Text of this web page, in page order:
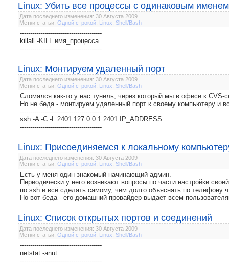
Linux: Убить все процессы с одинаковым именем
Дата последнего изменения: 30 Августа 2009
Метки статьи: Одной строкой Linux Shell/Bash
----------------------------------------
killall -KILL имя_процесса
----------------------------------------
Linux: Монтируем удаленный порт
Дата последнего изменения: 30 Августа 2009
Метки статьи: Одной строкой Linux Shell/Bash
Сломался как-то у нас тунель, через который мы в офисе к CVS-
Но не беда - монтируем удаленный порт к своему компьютеру и
----------------------------------------
ssh -A -C -L 2401:127.0.0.1:2401 IP_ADDRESS
----------------------------------------
Linux: Присоединяемся к локальному
Дата последнего изменения: 30 Августа 2009
Метки статьи: Одной строкой Linux Shell/Bash
Есть у меня один знакомый начинающий админ.
Периодически у него возникают вопросы по части настройки
по ssh и всё сделать самому, чем долго объяснять по телефону
Но вот беда - его домашний провайдер выдает всем
Linux: Список открытых портов и соединений
Дата последнего изменения: 30 Августа 2009
Метки статьи: Одной строкой Linux Shell/Bash
----------------------------------------
netstat -anut
----------------------------------------